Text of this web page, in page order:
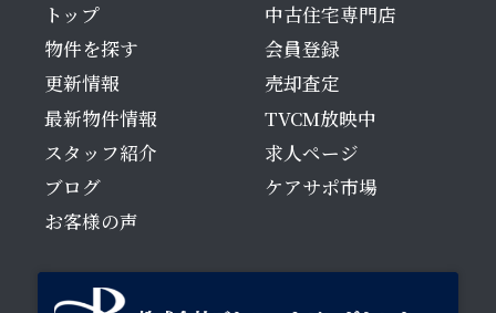
トップ
物件を探す
更新情報
最新物件情報
スタッフ紹介
ブログ
お客様の声
中古住宅専門店
会員登録
売却査定
TVCM放映中
求人ページ
ケアサポ市場